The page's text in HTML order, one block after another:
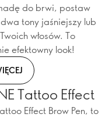
do brwi, postaw
tony jaśniejszy lub
włosów. To
efektowny look!
Tattoo Effect
Effect Brow Pen, to